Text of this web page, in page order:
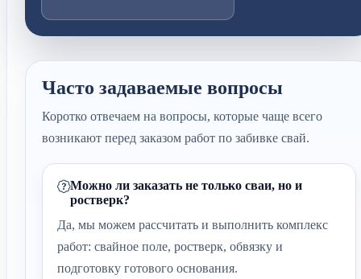
Часто задаваемые вопросы
Коротко отвечаем на вопросы, которые чаще всего
возникают перед заказом работ по забивке свай.
Можно ли заказать не только сваи, но и
ростверк?
Да, мы можем рассчитать и выполнить комплекс
работ: свайное поле, ростверк, обвязку и
подготовку готового основания.